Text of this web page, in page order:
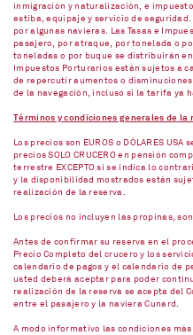
inmigración y naturalización, e
estiba, equipaje y servicio de
por algunas navieras. Las Tasas e
pasajero, por atraque, por tonelada o
toneladas o por buque se distribuirán
Impuestos Porturarios están sujetos a
de repercutir aumentos o
de la navegación, incluso si la tarifa ya
Términos y condiciones generales de la
Los precios son EUROS o DÓLARES
precios SOLO CRUCERO en pensión
terrestre EXCEPTO si se indica lo
y la disponibilidad mostrados están
realización de la reserva.
Los precios no incluyen las propinas,
Antes de confirmar su reserva en el
Precio Completo del crucero y los
calendario de pagos y el calendario de
usted deberá aceptar para poder
realización de la reserva se acepta del
entre el pasajero y la naviera Cunard.
A modo informativo las condiciones